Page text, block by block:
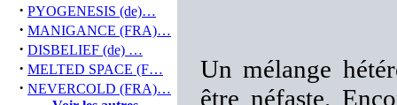
· PYOGENESIS (de)…
· MANIGANCE (FRA)…
· DISBELIEF (de) …
· MELTED SPACE (F…
· NEVERCOLD (FRA)…
Un mélange
être néfaste.